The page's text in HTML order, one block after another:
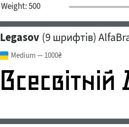
Weight:500
Legasov (9 шрифтів)
Medium— 1000₴